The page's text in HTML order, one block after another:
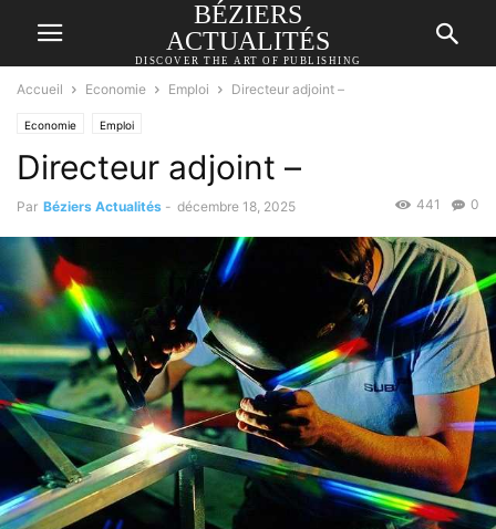
BÉZIERS
ACTUALITÉS
DISCOVER THE ART OF PUBLISHING
Accueil Economie Emploi Directeur adjoint –
Economie Emploi
Directeur adjoint –
Par Béziers Actualités - décembre 18, 2025 0
441